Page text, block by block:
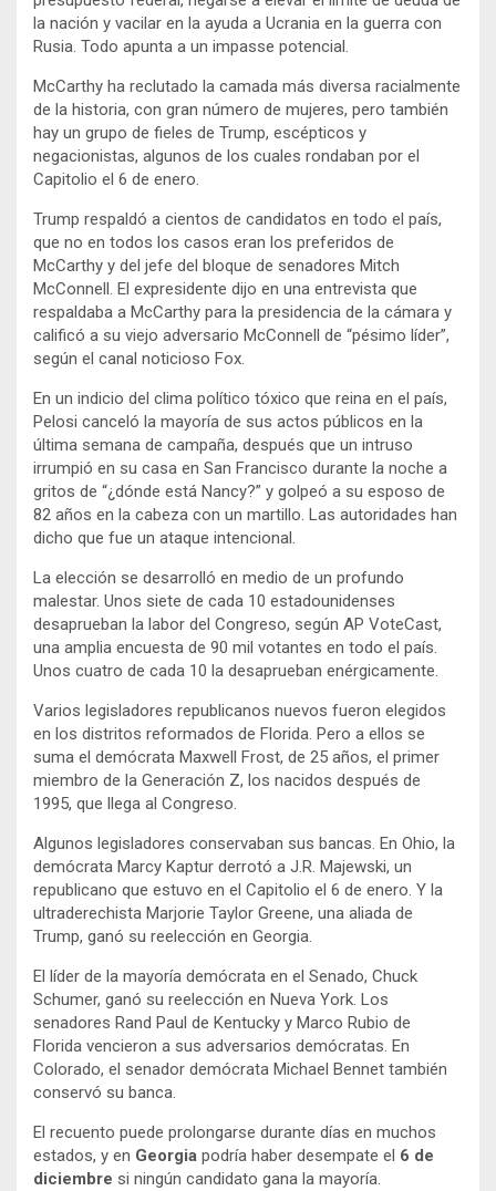
la nación y vacilar en la ayuda a Ucrania en la guerra con
Rusia. Todo apunta a un impasse potencial.
McCarthy ha reclutado la camada más diversa racialmente
de la historia, con gran número de mujeres, pero también
hay un grupo de fieles de Trump, escépticos y
negacionistas, algunos de los cuales rondaban por el
Capitolio el 6 de enero.
Trump respaldó a cientos de candidatos en todo el país,
que no en todos los casos eran los preferidos de
McCarthy y del jefe del bloque de senadores Mitch
McConnell. El expresidente dijo en una entrevista que
respaldaba a McCarthy para la presidencia de la cámara y
calificó a su viejo adversario McConnell de “pésimo líder”,
según el canal noticioso Fox.
En un indicio del clima político tóxico que reina en el país,
Pelosi canceló la mayoría de sus actos públicos en la
última semana de campaña, después que un intruso
irrumpió en su casa en San Francisco durante la noche a
gritos de “¿dónde está Nancy?” y golpeó a su esposo de
82 años en la cabeza con un martillo. Las autoridades han
dicho que fue un ataque intencional.
La elección se desarrolló en medio de un profundo
malestar. Unos siete de cada 10 estadounidenses
desaprueban la labor del Congreso, según AP VoteCast,
una amplia encuesta de 90 mil votantes en todo el país.
Unos cuatro de cada 10 la desaprueban enérgicamente.
Varios legisladores republicanos nuevos fueron elegidos
en los distritos reformados de Florida. Pero a ellos se
suma el demócrata Maxwell Frost, de 25 años, el primer
miembro de la Generación Z, los nacidos después de
1995, que llega al Congreso.
Algunos legisladores conservaban sus bancas. En Ohio, la
demócrata Marcy Kaptur derrotó a J.R. Majewski, un
republicano que estuvo en el Capitolio el 6 de enero. Y la
ultraderechista Marjorie Taylor Greene, una aliada de
Trump, ganó su reelección en Georgia.
El líder de la mayoría demócrata en el Senado, Chuck
Schumer, ganó su reelección en Nueva York. Los
senadores Rand Paul de Kentucky y Marco Rubio de
Florida vencieron a sus adversarios demócratas. En
Colorado, el senador demócrata Michael Bennet también
conservó su banca.
El recuento puede prolongarse durante días en muchos
estados, y en Georgia podría haber desempate el 6 de
diciembre si ningún candidato gana la mayoría.